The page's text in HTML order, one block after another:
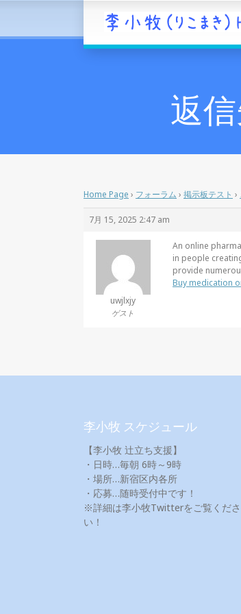
返
Home Page › フォーラム › 掲示板テスト ›
7月 15, 2025 2:47 am
uwjlxjy
ゲスト
An online
in people
provide
Buy medication
李小牧 スケジュール
【李小牧 辻立ち支援】
・日時…毎朝 6時～9時
・場所…新宿区内各所
・応募…随時受付中です！
※詳細は李小牧Twitterをご覧くださ
い！